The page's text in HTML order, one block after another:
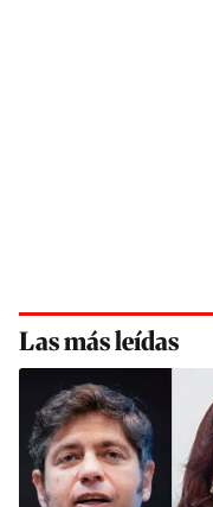
Las más leídas